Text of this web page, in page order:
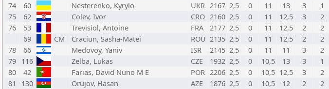
74
60 Nesterenko, Kyrylo UKR 2167 2,5 0 11 13 3 1
75
62 Colev, Ivor CRO 2160 2,5 0 11 12,5 3 2
76
53 Trevisiol, Antoine FRA 2177 2,5 0 11 12,5 2 2
69
CM Craciun, Sasha-Matei ROU 2135 2,5 0 11 12,5 2 2
78
66 Medovoy, Yaniv ISR 2145 2,5 0 11 11 3 2
79 116 Zelba, Lukas CZE 1932 2,5 0 10,5 13 3 1
80
42 Farias, David Nuno M E POR 2206 2,5 0 10,5 12,5 3 2
81
130 Orujov, Hasan AZE 1876 2,5 0 10,5 12 2 2